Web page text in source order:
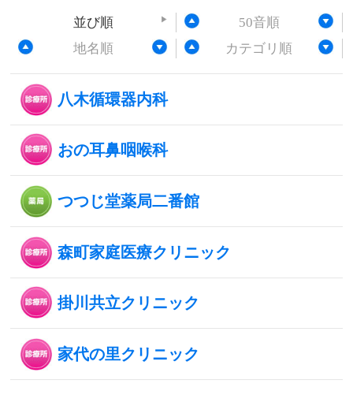
並び順
50音順
地名順
カテゴリ順
八木循環器内科
おの耳鼻咽喉科
つつじ堂薬局二番館
森町家庭医療クリニック
掛川共立クリニック
家代の里クリニック